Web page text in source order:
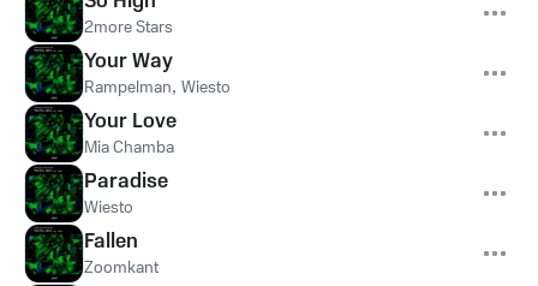
2more Stars
Your Way
Rampelman, Wiesto
Your Love
Mia Chamba
Paradise
Wiesto
Fallen
Zoomkant